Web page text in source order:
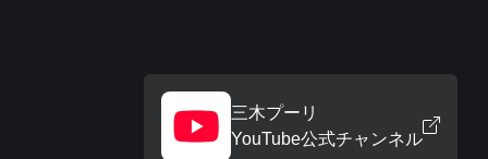
三木プーリ
YouTube公式チャンネル